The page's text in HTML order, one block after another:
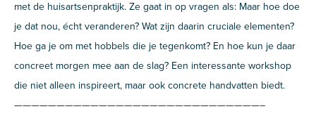
met de huisartsenpraktijk. Ze gaat in op vragen als: Maar hoe doe
je dat nou, écht veranderen? Wat zijn daarin cruciale elementen?
Hoe ga je om met hobbels die je tegenkomt? En hoe kun je daar
concreet morgen mee aan de slag? Een interessante workshop
die niet alleen inspireert, maar ook concrete handvatten biedt.
—————————————————————————————–